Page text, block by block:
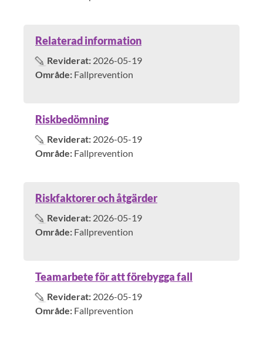
Relaterad information
Reviderat: 2026-05-19
Område: Fallprevention
Riskbedömning
Reviderat: 2026-05-19
Område: Fallprevention
Riskfaktorer och åtgärder
Reviderat: 2026-05-19
Område: Fallprevention
Teamarbete för att förebygga fall
Reviderat: 2026-05-19
Område: Fallprevention